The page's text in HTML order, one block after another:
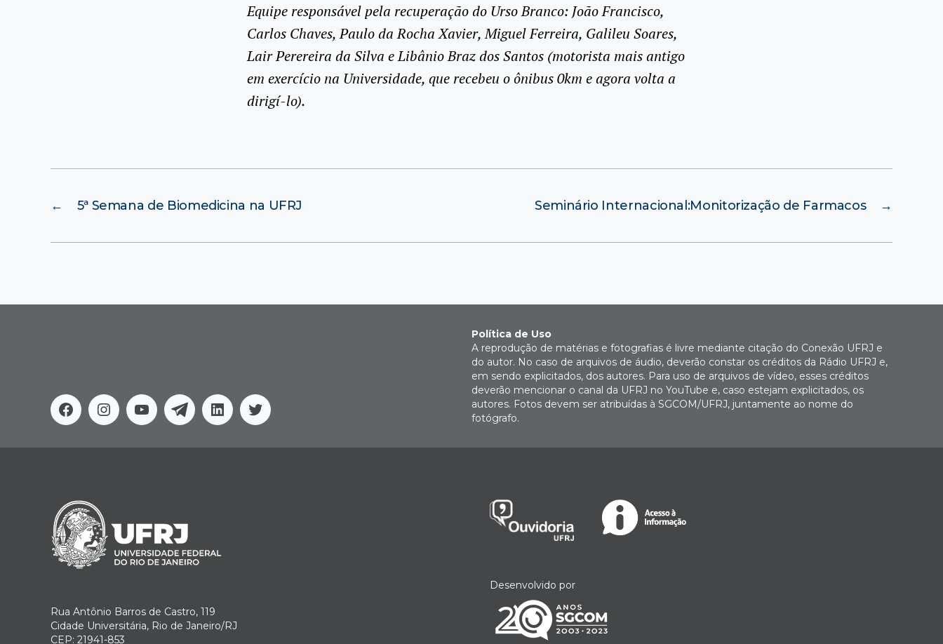
Equipe responsável pela recuperação do Urso Branco: João Francisco,
Carlos Chaves, Paulo da Rocha Xavier, Miguel Ferreira, Galileu Soares,
Lair Perereira da Silva e Libânio Braz dos Santos (motorista mais antigo
em exercício na Universidade, que recebeu o ônibus 0km e agora volta a
dirigí-lo).
← 5ª Semana de Biomedicina na UFRJ →
Seminário Internacional:Monitorização de Farmacos
FacebookInstagram
YoutubeTelegramLinkedinTwitter
Política de Uso
A reprodução de matérias e fotografias é livre mediante citação do Conexão UFRJ e
do autor. No caso de arquivos de áudio, deverão constar os créditos da Rádio UFRJ e,
em sendo explicitados, dos autores. Para uso de arquivos de vídeo, esses créditos
deverão mencionar o canal da UFRJ no YouTube e, caso estejam explicitados, os
autores. Fotos devem ser atribuídas à SGCOM/UFRJ, juntamente ao nome do
fotógrafo.
Rua Antônio Barros de Castro, 119
Cidade Universitária, Rio de Janeiro/RJ
CEP: 21941-853
Desenvolvido por